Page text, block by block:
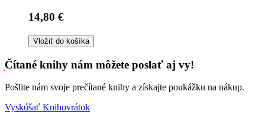
14,80 €
Vložiť do košíka
Čítané knihy nám môžete poslať aj vy!
Pošlite nám svoje prečítané knihy a získajte poukážku na nákup.
Vyskúšať Knihovrátok